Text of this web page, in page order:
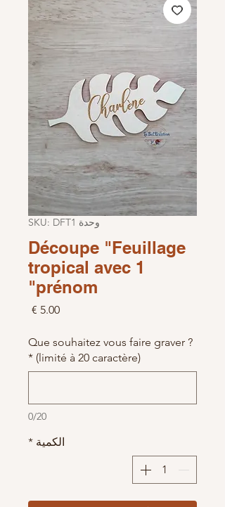
وحدة SKU: DFT1
Découpe "Feuillage
tropical avec 1
prénom"
السعر
Que souhaitez vous faire graver ?
(limité à 20 caractère)
*
0/20
الكمية *